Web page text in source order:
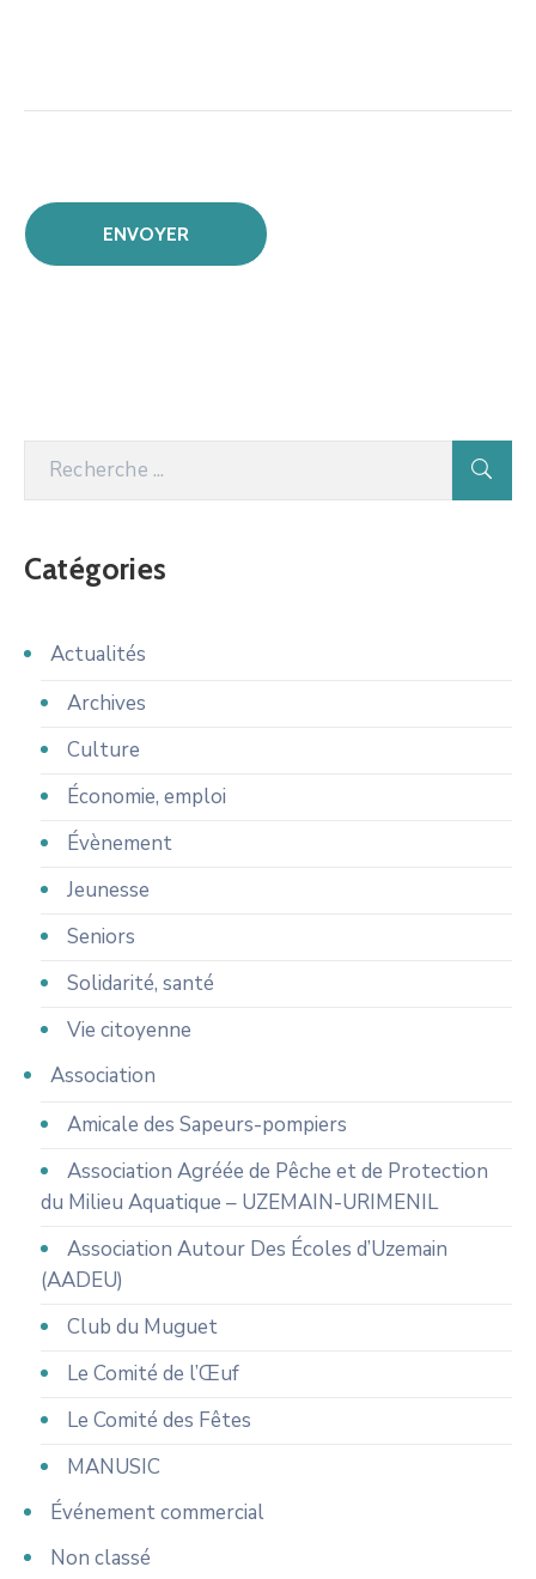
Catégories
Actualités
Archives
Culture
Économie, emploi
Évènement
Jeunesse
Seniors
Solidarité, santé
Vie citoyenne
Association
Amicale des Sapeurs-pompiers
Association Agréée de Pêche et de Protection
du Milieu Aquatique – UZEMAIN-URIMENIL
Association Autour Des Écoles d’Uzemain
(AADEU)
Club du Muguet
Le Comité de l’Œuf
Le Comité des Fêtes
MANUSIC
Événement commercial
Non classé